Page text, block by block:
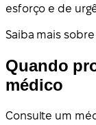
esforço e de
Saiba mais
Quando
médico
Consulte um